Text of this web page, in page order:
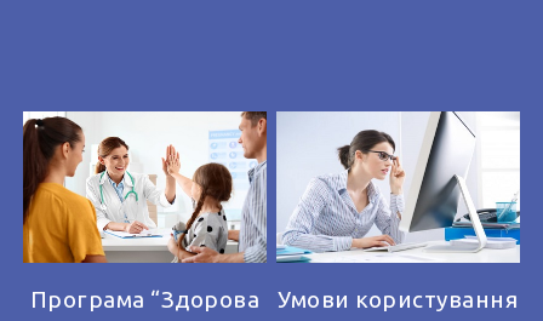
Програма “Здорова
Умови користування